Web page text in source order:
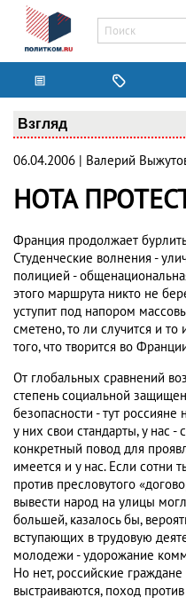
Взгляд
06.04.2006 | Валерий
НОТА
Франция продолжает
Студенческие волнения -
полицией -
этого маршрута никто не
уступит под напором
сметено, то ли случится и
того, что творится во
От глобальных сравнений
степень социальной
безопасности - тут
у них свои стандарты, у нас
конкретный повод для
имеется и у нас. Если сотни
против пресловутого
вывести народ на улицы
большей, казалось бы,
вступающих в трудовую
молодежи - удорожание
Но нет, российские
выстраиваются, поход